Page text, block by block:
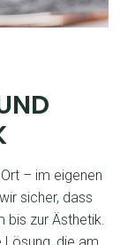
– im eigenen
sicher, dass
bis zur Ästhetik.